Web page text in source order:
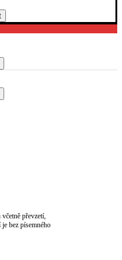
převzetí,
bez písemného